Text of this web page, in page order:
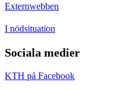
Externwebben
I nödsituation
Sociala medier
KTH på Facebook